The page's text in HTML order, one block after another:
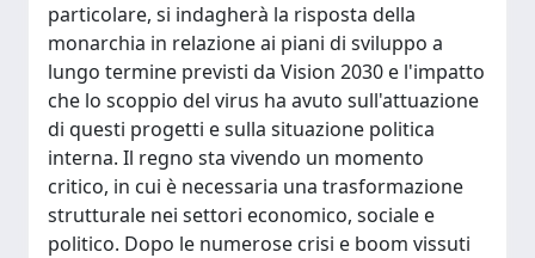
particolare, si indagherà la risposta della
monarchia in relazione ai piani di sviluppo a
lungo termine previsti da Vision 2030 e l'impatto
che lo scoppio del virus ha avuto sull'attuazione
di questi progetti e sulla situazione politica
interna. Il regno sta vivendo un momento
critico, in cui è necessaria una trasformazione
strutturale nei settori economico, sociale e
politico. Dopo le numerose crisi e boom vissuti